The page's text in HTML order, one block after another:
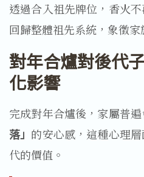
透過合入祖先牌位，香火
回歸整體祖先系統，象徵家
對年合爐對後代
化影響
完成對年合爐後，家屬普
落」 的安心感，這種心理
代的價值。